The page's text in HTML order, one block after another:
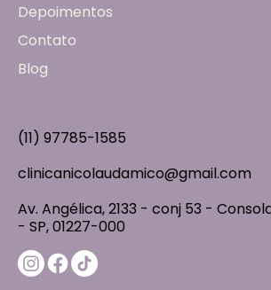
Depoimentos
Contato
Blog
(11) 97785-1585
clinicanicolaudamico@gmail.com
Av. Angélica, 2133 - conj 53 -
- SP, 01227-000